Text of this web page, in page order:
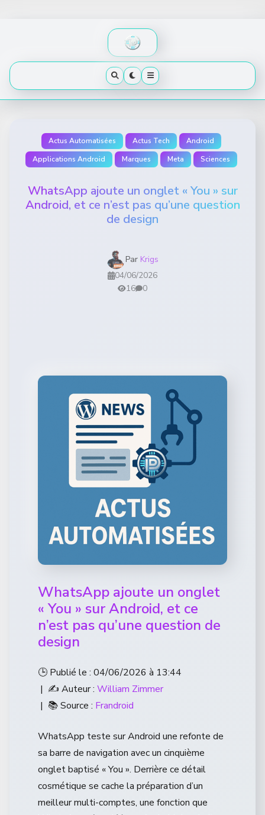
Actus Automatisées Actus Tech
Android
Applications Android
Marques Meta Sciences
WhatsApp ajoute un onglet « You » sur
Android, et ce n’est pas qu’une question
de design
Par Krigs
04/06/2026
16
0
WhatsApp ajoute un onglet
« You » sur Android, et ce
n’est pas qu’une question de
design
🕒 Publié le : 04/06/2026 à 13:44
| ✍️ Auteur : William Zimmer
| 📚 Source : Frandroid
WhatsApp teste sur Android une refonte de
sa barre de navigation avec un cinquième
onglet baptisé « You ». Derrière ce détail
cosmétique se cache la préparation d’un
meilleur multi-comptes, une fonction que